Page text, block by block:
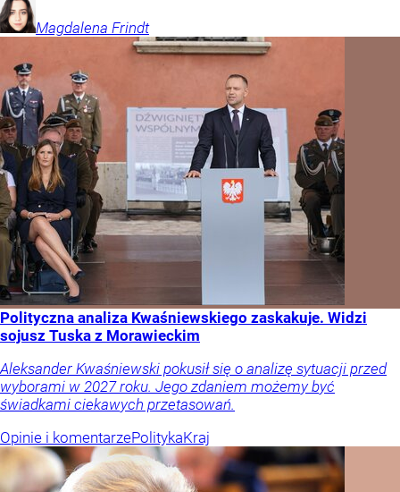
Magdalena Frindt
Polityczna analiza Kwaśniewskiego zaskakuje. Widzi
sojusz Tuska z Morawieckim
Aleksander Kwaśniewski pokusił się o analizę sytuacji przed
wyborami w 2027 roku. Jego zdaniem możemy być
świadkami ciekawych przetasowań.
Opinie i komentarzePolitykaKraj